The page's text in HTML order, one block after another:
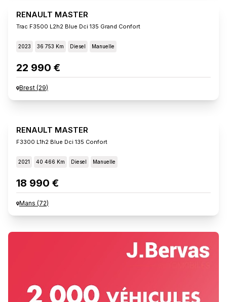
RENAULT MASTER
Trac F3500 L2h2 Blue Dci 135 Grand Confort
2023 36 753 Km Diesel Manuelle
22 990 €
Brest (29)
RENAULT MASTER
F3300 L1h2 Blue Dci 135 Confort
2021 40 466 Km Diesel Manuelle
18 990 €
Mans (72)